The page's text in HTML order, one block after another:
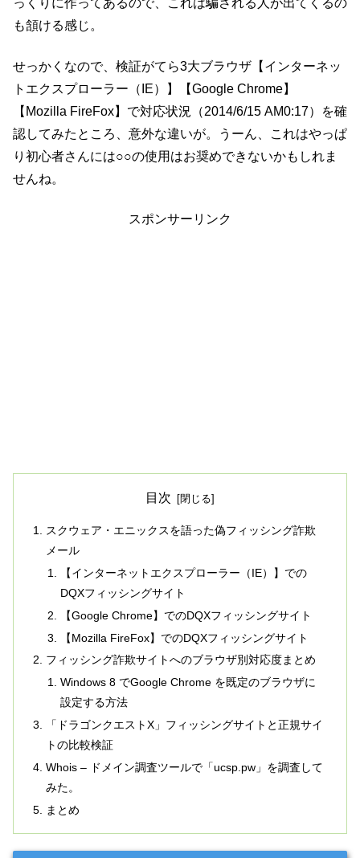
っくりに作ってあるので、これは騙される人が出てくるの
も頷ける感じ。
せっかくなので、検証がてら3大ブラウザ【インターネッ
トエクスプローラー（IE）】【Google Chrome】
【Mozilla FireFox】で対応状況（2014/6/15 AM0:17）を確
認してみたところ、意外な違いが。うーん、これはやっぱ
り初心者さんには○○の使用はお奨めできないかもしれま
せんね。
スポンサーリンク
目次
スクウェア・エニックスを語った偽フィッシング詐欺
メール
【インターネットエクスプローラー（IE）】での
DQXフィッシングサイト
【Google Chrome】でのDQXフィッシングサイト
【Mozilla FireFox】でのDQXフィッシングサイト
フィッシング詐欺サイトへのブラウザ別対応度まとめ
Windows 8 でGoogle Chrome を既定のブラウザに
設定する方法
「ドラゴンクエストX」フィッシングサイトと正規サイ
トの比較検証
Whois – ドメイン調査ツールで「ucsp.pw」を調査して
みた。
まとめ